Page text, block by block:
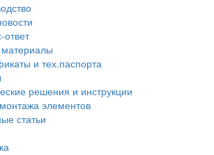
ответ
и тех.паспорта
решения и инструкции
элементов
статьи